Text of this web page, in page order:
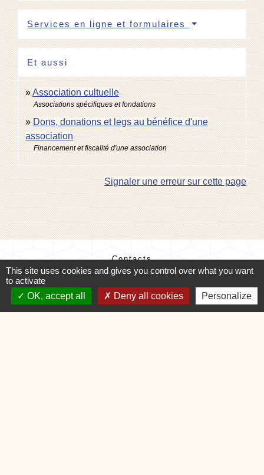
Services en ligne et formulaires
Et aussi
Association cultuelle
Associations spécifiques et fondations
Dons, donations et legs au bénéfice d'une
association
Financement et fiscalité d'une association
Signaler une erreur sur cette page
Contacts
Commune de Charvonnex
585, route du Chef-Lieu
74370 Charvonnex - FRANCE
This site uses cookies and gives you control over what you want
to activate
OK, accept all
Deny all cookies Personalize